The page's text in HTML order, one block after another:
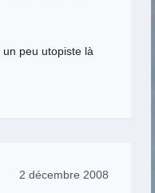
peu utopiste là
2 décembre 2008